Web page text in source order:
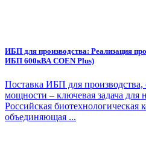
ИБП для производства: Реализация
ИБП 600кВА COEN Plus)
Поставка ИБП для
мощности – ключевая задача для
Российская биотехнологическая
объединяющая ...